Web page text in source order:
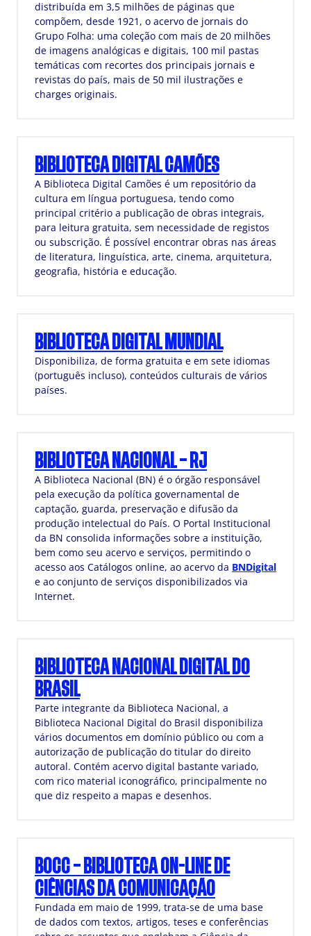
distribuída em 3,5 milhões de páginas que
compõem, desde 1921, o acervo de jornais do
Grupo Folha: uma coleção com mais de 20 milhões
de imagens analógicas e digitais, 100 mil pastas
temáticas com recortes dos principais jornais e
revistas do país, mais de 50 mil ilustrações e
charges originais.
BIBLIOTECA DIGITAL CAMÕES
A Biblioteca Digital Camões é um repositório da
cultura em língua portuguesa, tendo como
principal critério a publicação de obras integrais,
para leitura gratuita, sem necessidade de registos
ou subscrição. É possível encontrar obras nas áreas
de literatura, linguística, arte, cinema, arquitetura,
geografia, história e educação.
BIBLIOTECA DIGITAL MUNDIAL
Disponibiliza, de forma gratuita e em sete idiomas
(português incluso), conteúdos culturais de vários
países.
BIBLIOTECA NACIONAL – RJ
A Biblioteca Nacional (BN) é o órgão responsável
pela execução da política governamental de
captação, guarda, preservação e difusão da
produção intelectual do País. O Portal Institucional
da BN consolida informações sobre a instituição,
bem como seu acervo e serviços, permitindo o
acesso aos Catálogos online, ao acervo da BNDigital
e ao conjunto de serviços disponibilizados via
Internet.
BIBLIOTECA NACIONAL DIGITAL DO
BRASIL
Parte integrante da Biblioteca Nacional, a
Biblioteca Nacional Digital do Brasil disponibiliza
vários documentos em domínio público ou com a
autorização de publicação do titular do direito
autoral. Contém acervo digital bastante variado,
com rico material iconográfico, principalmente no
que diz respeito a mapas e desenhos.
BOCC – BIBLIOTECA ON-LINE DE
CIÊNCIAS DA COMUNICAÇÃO
Fundada em maio de 1999, trata-se de uma base
de dados com textos, artigos, teses e conferências